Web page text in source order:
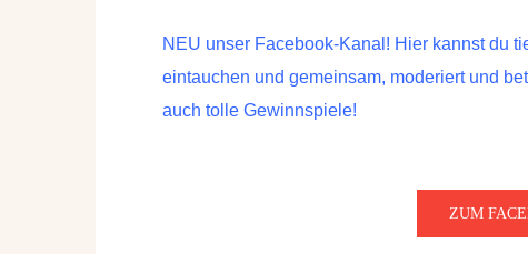
NEU unser Facebook-Kanal! Hier kannst du
eintauchen und gemeinsam, moderiert und
auch tolle Gewinnspiele!
ZUM